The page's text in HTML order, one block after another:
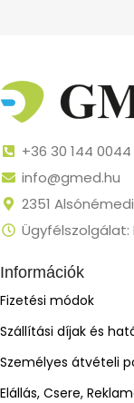
+36 30 144 0044
info@gmed.hu
2351
Ügyfélszolgálat:
Információk
Fizetési módok
Szállítási díjak és
Személyes átvételi
Elállás, Csere,